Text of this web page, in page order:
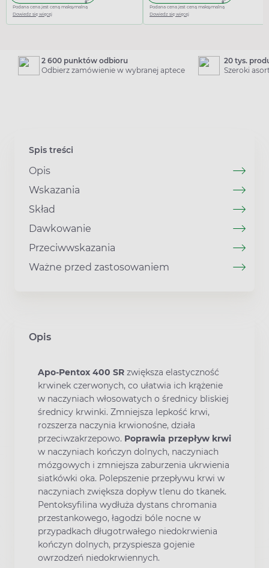
Podana cena jest ceną maksymalną
Dowiedz się więcej
Podana cena jest ceną maksymalną
Dowiedz się więcej
2 600 punktów odbioru
Odbierz zamówienie w wybranej aptece
20 tys.
Szeroki
Spis treści
Opis
Wskazania
Skład
Dawkowanie
Przeciwwskazania
Ważne przed zastosowaniem
Opis
Apo-Pentox 400 SR zwiększa elastyczność
krwinek czerwonych, co ułatwia ich krążenie
w naczyniach włosowatych o średnicy bliskiej
średnicy krwinki. Zmniejsza lepkość krwi,
rozszerza naczynia krwionośne, działa
przeciwzakrzepowo. Poprawia przepływ krwi
w naczyniach kończyn dolnych, naczyniach
mózgowych i zmniejsza zaburzenia ukrwienia
siatkówki oka. Polepszenie przepływu krwi w
naczyniach zwiększa dopływ tlenu do tkanek.
Pentoksyfilina wydłuża dystans chromania
przestankowego, łagodzi bóle nocne w
przypadkach długotrwałego niedokrwienia
kończyn dolnych, przyspiesza gojenie
owrzodzeń niedokrwiennych.